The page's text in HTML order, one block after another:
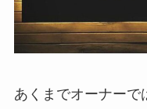
あくまでオーナーで